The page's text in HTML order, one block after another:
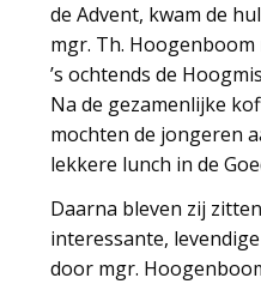
de Advent, kwam de
mgr. Th.
’s ochtends de
Na de gezamenlijke
mochten de jongeren
lekkere lunch in de
Daarna bleven zij
interessante,
door mgr.